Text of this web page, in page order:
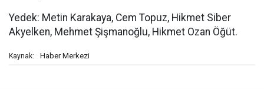
Yedek: Metin Karakaya, Cem Topuz, Hikmet Siber
Akyelken, Mehmet Şişmanoğlu, Hikmet Ozan Öğüt.
Kaynak: Haber Merkezi